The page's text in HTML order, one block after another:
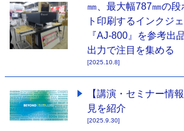
㎜、最大幅787㎜の段
ト印刷するインクジ
『AJ-800』を参考出
出力で注目を集める
[2025.10.8]
【講演・セミナー情
見を紹介
[2025.9.30]